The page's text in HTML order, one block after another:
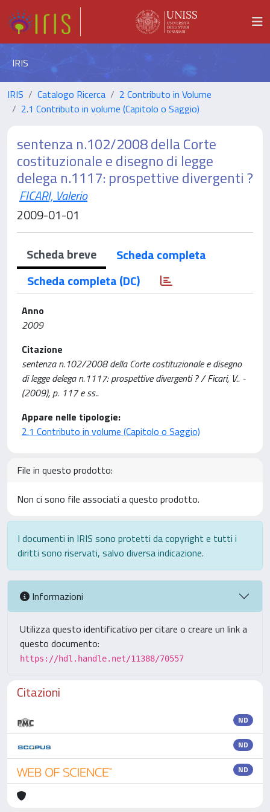
IRIS
IRIS Catalogo Ricerca
2 Contributo in Volume
2.1 Contributo in volume (Capitolo o Saggio)
sentenza n.102/2008 della Corte
costituzionale e disegno di legge
delega n.1117: prospettive divergenti ?
FICARI, Valerio
2009-01-01
Scheda breve
Scheda completa
Scheda completa (DC)
Anno
2009
Citazione
sentenza n.102/2008 della Corte costituzionale e disegno
di legge delega n.1117: prospettive divergenti ? / Ficari, V.. -
(2009), p. 117 e ss..
Appare nelle tipologie:
2.1 Contributo in volume (Capitolo o Saggio)
File in questo prodotto:
Non ci sono file associati a questo prodotto.
I documenti in IRIS sono protetti da copyright e tutti i
diritti sono riservati, salvo diversa indicazione.
Informazioni
Utilizza questo identificativo per citare o creare un link a
questo documento:
https://hdl.handle.net/11388/70557
Citazioni
ND
ND
ND